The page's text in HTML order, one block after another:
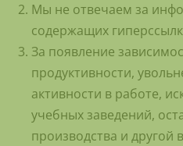
Мы не отвечаем за
содержащих
За появление
продуктивности,
активности в работе,
учебных заведений,
производства и другой